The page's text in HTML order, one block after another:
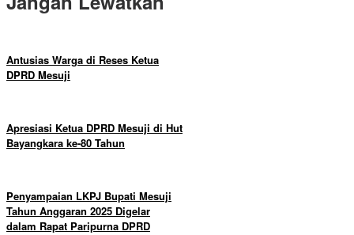
Antusias Warga di Reses Ketua
DPRD Mesuji
Apresiasi Ketua DPRD Mesuji di Hut
Bayangkara ke-80 Tahun
Penyampaian LKPJ Bupati Mesuji
Tahun Anggaran 2025 Digelar
dalam Rapat Paripurna DPRD